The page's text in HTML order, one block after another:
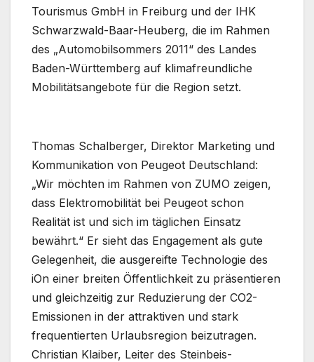
Tourismus GmbH in Freiburg und der IHK
Schwarzwald-Baar-Heuberg, die im Rahmen
des „Automobilsommers 2011“ des Landes
Baden-Württemberg auf klimafreundliche
Mobilitätsangebote für die Region setzt.
Thomas Schalberger, Direktor Marketing und
Kommunikation von Peugeot Deutschland:
„Wir möchten im Rahmen von ZUMO zeigen,
dass Elektromobilität bei Peugeot schon
Realität ist und sich im täglichen Einsatz
bewährt.“ Er sieht das Engagement als gute
Gelegenheit, die ausgereifte Technologie des
iOn einer breiten Öffentlichkeit zu präsentieren
und gleichzeitig zur Reduzierung der CO2-
Emissionen in der attraktiven und stark
frequentierten Urlaubsregion beizutragen.
Christian Klaiber, Leiter des Steinbeis-